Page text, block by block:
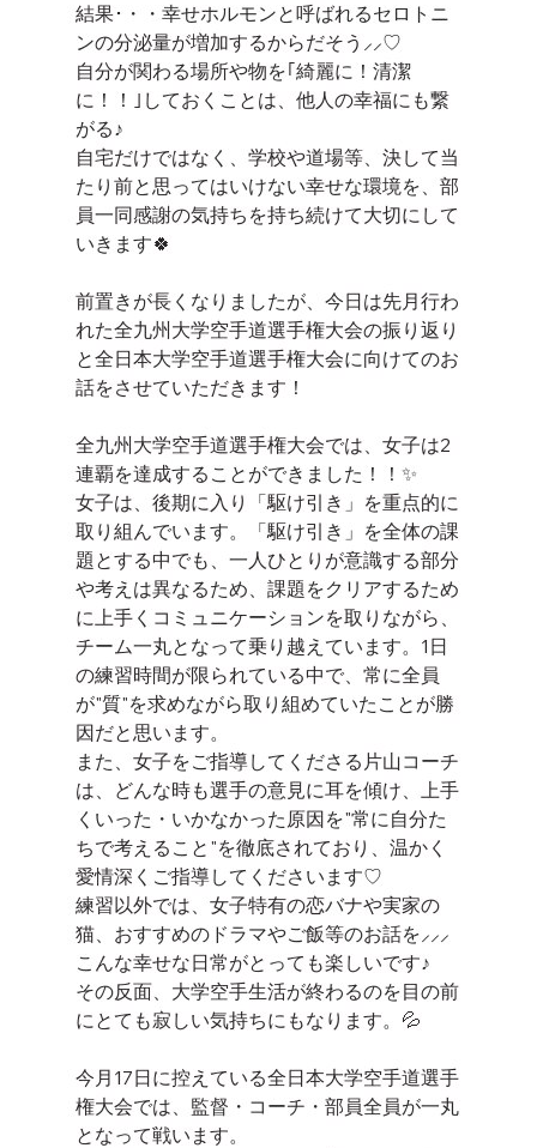
結果･・・幸せホルモンと呼ばれるセロトニ
ンの分泌量が増加するからだそう⸝⸝♡
自分が関わる場所や物を｢綺麗に！清潔
に！！｣しておくことは、他人の幸福にも繋
がる♪
自宅だけではなく、学校や道場等、決して当
たり前と思ってはいけない幸せな環境を、部
員一同感謝の気持ちを持ち続けて大切にして
いきます🍀
前置きが長くなりましたが、今日は先月行わ
れた全九州大学空手道選手権大会の振り返り
と全日本大学空手道選手権大会に向けてのお
話をさせていただきます！
全九州大学空手道選手権大会では、女子は2
連覇を達成することができました！！✨
女子は、後期に入り「駆け引き」を重点的に
取り組んでいます。「駆け引き」を全体の課
題とする中でも、一人ひとりが意識する部分
や考えは異なるため、課題をクリアするため
に上手くコミュニケーションを取りながら、
チーム一丸となって乗り越えています。1日
の練習時間が限られている中で、常に全員
が"質"を求めながら取り組めていたことが勝
因だと思います。
また、女子をご指導してくださる片山コーチ
は、どんな時も選手の意見に耳を傾け、上手
くいった・いかなかった原因を"常に自分た
ちで考えること"を徹底されており、温かく
愛情深くご指導してくださいます♡
練習以外では、女子特有の恋バナや実家の
猫、おすすめのドラマやご飯等のお話を⸝⸝⸝
こんな幸せな日常がとっても楽しいです♪
その反面、大学空手生活が終わるのを目の前
にとても寂しい気持ちにもなります。💦
今月17日に控えている全日本大学空手道選手
権大会では、監督・コーチ・部員全員が一丸
となって戦います。